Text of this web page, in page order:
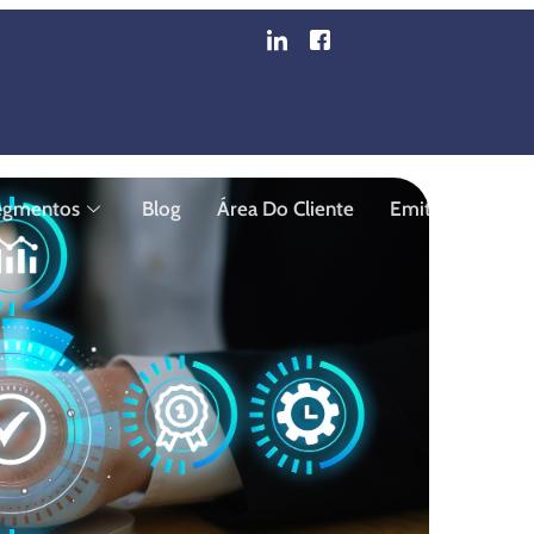
Blog Área Do Cliente Emita Sua Nota
É Hora De